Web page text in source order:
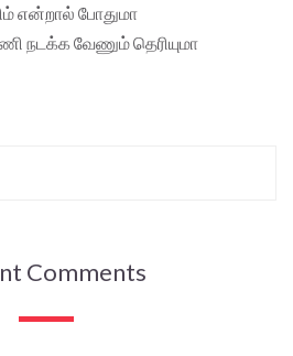
என்றால் போதுமா
நடக்க வேணும் தெரியுமா
Comments